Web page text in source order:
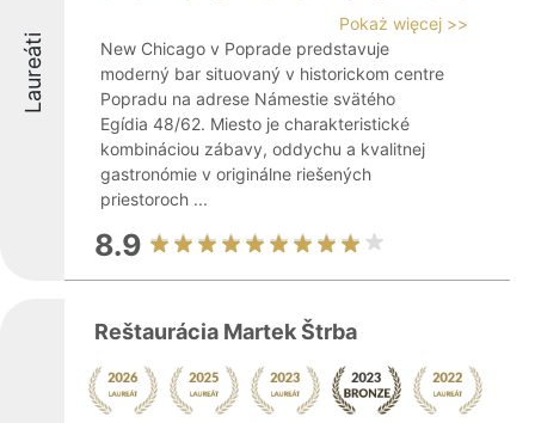
Laureáti
Pokaż więcej >>
New Chicago v Poprade predstavuje
moderný bar situovaný v historickom centre
Popradu na adrese Námestie svätého
Egídia 48/62. Miesto je charakteristické
kombináciou zábavy, oddychu a kvalitnej
gastronómie v originálne riešených
priestoroch ...
8.9
Reštaurácia Martek Štrba